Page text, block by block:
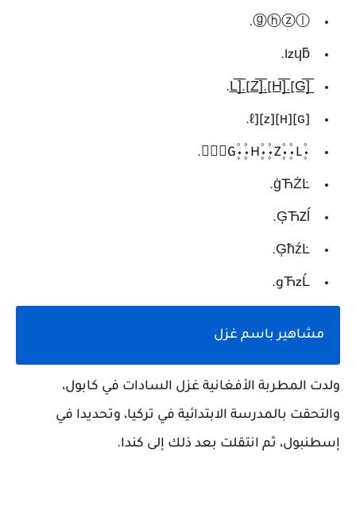
ⓖⓗⓩⓛ.
lzɥƃ.
۰۪۫G۪۫۰۰۪۫H۪۫۰۰۪۫Z۪۫۰۰۪۫L۪۫۰.
ġЋŻĿ.
ĢЋZĺ.
ĢћźĿ.
gЋzĹ.
مشاهير باسم غزل
ولدت المطربة الأفغانية غزل السادات في كابول،
والتحقت بالمدرسة الابتدائية في تركيا، وتحديدا في
إسطنبول، ثم انتقلت بعد ذلك إلى كندا.